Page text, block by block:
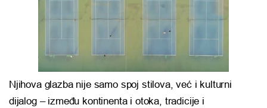
Njihova glazba nije samo spoj stilova, već i kulturni
dijalog – između kontinenta i otoka, tradicije i